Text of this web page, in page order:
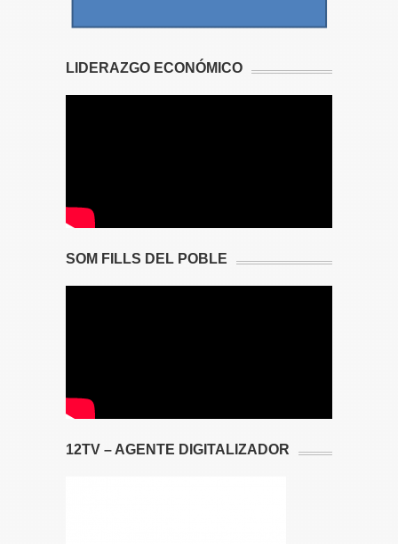
LIDERAZGO ECONÓMICO
SOM FILLS DEL POBLE
12TV – AGENTE DIGITALIZADOR